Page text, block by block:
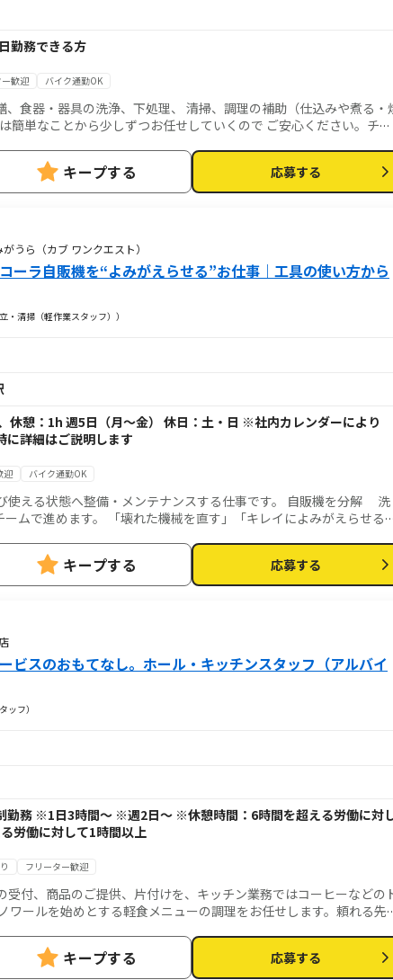
勤務できる方
歓迎 バイク通勤OK
、食器・器具の洗浄、下処理、 清掃、調理の補助（仕込みや煮る・
簡単なことから少しずつお任せしていくので ご安心ください。チー
キープする 応募する
うら（カブ ワンクエスト）
ーラ自販機を“よみがえらせる”お仕事｜工具の使い方から
清掃（軽作業スタッフ））
休憩：1h 週5日（月～金） 休日：土・日 ※社内カレンダーによ
に詳細はご説明します
迎 バイク通勤OK
態へ整備・メンテナンスする仕事です。 自販機を分解 洗
進めます。 「壊れた機械を直す」「キレイによみがえらせる
キープする 応募する
ビスのおもてなし。ホール・キッチンスタッフ（アルバイ
ッフ）
勤務 ※1日3時間～ ※週2日～ ※休憩時間：6時間を超える労働に対
労働に対して1時間以上
フリーター歓迎
受付、商品のご提供、片付けを、キッチン業務ではコーヒーなどの
ワールを始めとする軽食メニューの調理をお任せします。頼れる先
キープする 応募する